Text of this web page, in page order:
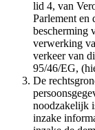
lid 4, van
Parlement en
bescherming
verwerking
verkeer van
95/46/EG,
De
noodzakelijk
inzake